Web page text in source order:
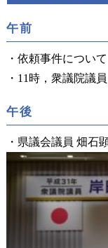
午前
・依頼事件につい
・11時，衆議院議
午後
・県議会議員 畑石